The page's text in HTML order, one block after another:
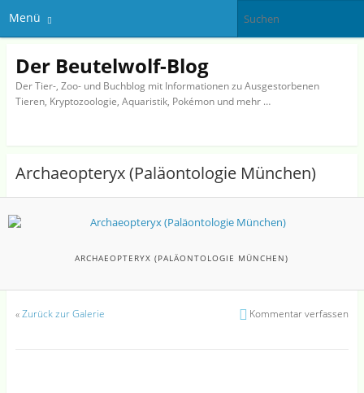
Menü
Der Beutelwolf-Blog
Der Tier-, Zoo- und Buchblog mit Informationen zu Ausgestorbenen
Tieren, Kryptozoologie, Aquaristik, Pokémon und mehr …
Archaeopteryx (Paläontologie München)
ARCHAEOPTERYX (PALÄONTOLOGIE MÜNCHEN)
«Zurück zur Galerie Kommentar verfassen